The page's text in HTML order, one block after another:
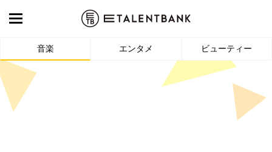
音楽 エンタメ ビューティー